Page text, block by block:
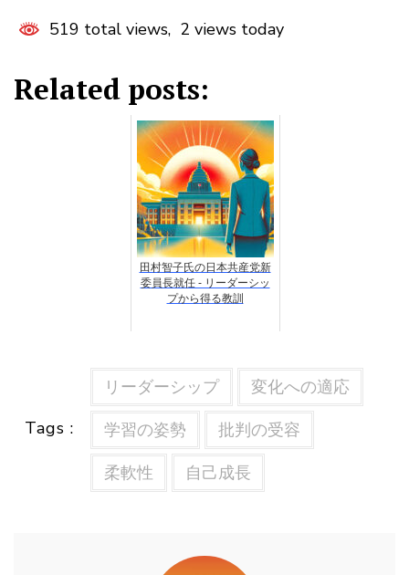
519 total views, 2 views today
Related posts:
田村智子氏の日本共産党新
委員長就任 - リーダーシッ
プから得る教訓
Tags :
リーダーシップ
変化への適応
学習の姿勢
批判の受容
柔軟性
自己成長